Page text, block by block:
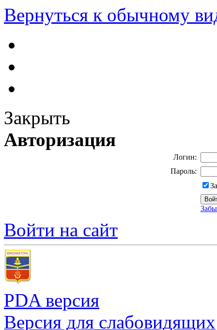
Вернуться к обычному
Закрыть
Авторизация
Логин:
Пароль:
Войти на сайт
PDA версия
Версия для слабовидящих